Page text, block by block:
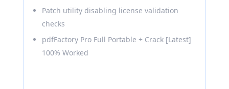
Patch utility disabling license validation
checks
pdfFactory Pro Full Portable + Crack [Latest]
100% Worked